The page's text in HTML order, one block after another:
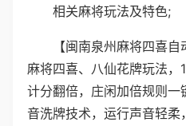
相关麻将玩法及特色;
【闽南泉州麻将四喜
麻将四喜、八仙花牌玩法
计分翻倍，庄闲加倍规则
音洗牌技术，运行声音轻